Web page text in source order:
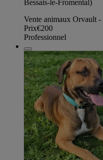
Bessais-le-Fromental)
Vente animaux Orvault
Prix€200
Professionnel